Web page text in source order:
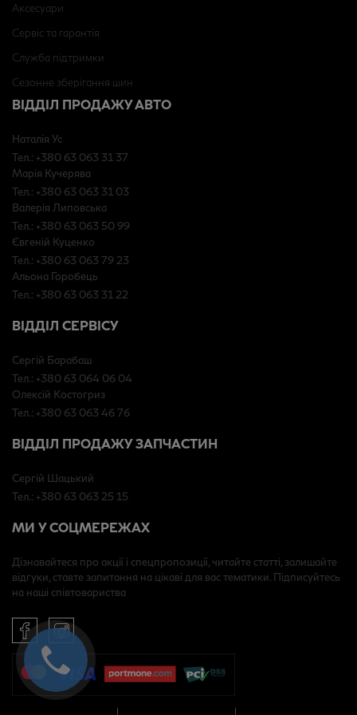
Аксесуари
Сервіс та гарантія
Служба підтримки
Сезонне зберігання шин
ВІДДІЛ ПРОДАЖУ АВТО
Наталія Ус
Тел.: +380 63 063 31 37
Марія Кучерява
Тел.: +380 63 063 31 03
Валерія Липовська
Тел.: +380 63 063 50 99
Євгеній Куценко
Тел.: +380 63 063 79 23
Альона Горобець
Тел.: +380 63 063 31 22
ВІДДІЛ СЕРВІСУ
Сергій Барабаш
Тел.: +380 63 064 06 04
Олексій Костогриз
Тел.: +380 63 063 46 76
ВІДДІЛ ПРОДАЖУ ЗАПЧАСТИН
Сергій Шацький
Тел.: +380 63 063 25 15
МИ У СОЦМЕРЕЖАХ
Дізнавайтеся про акції і спецпропозиції, читайте статті, залишайте
відгуки, ставте запитання на цікаві для вас тематики. Підписуйтесь
на наші співтовариства